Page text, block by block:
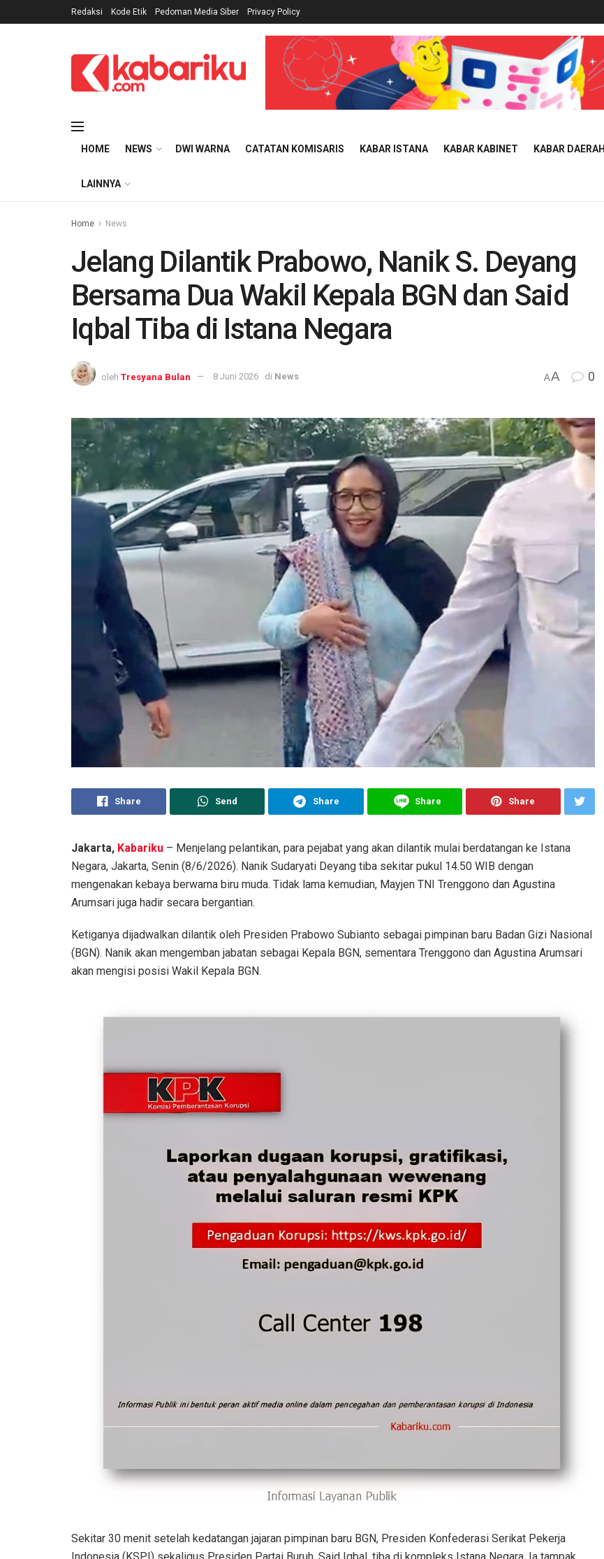
Redaksi Kode Etik Pedoman Media Siber Privacy Policy
HOME NEWS DWI WARNA CATATAN KOMISARIS KABAR ISTANA KABAR KABINET KABAR DAERAH
LAINNYA
Home News
Jelang Dilantik Prabowo, Nanik S. Deyang
Bersama Dua Wakil Kepala BGN dan Said
Iqbal Tiba di Istana Negara
oleh Tresyana Bulan 8 Juni 2026 di News AA 0
Share Send Share Share Share
Jakarta, Kabariku – Menjelang pelantikan, para pejabat yang akan dilantik mulai berdatangan ke Istana
Negara, Jakarta, Senin (8/6/2026). Nanik Sudaryati Deyang tiba sekitar pukul 14.50 WIB dengan
mengenakan kebaya berwarna biru muda. Tidak lama kemudian, Mayjen TNI Trenggono dan Agustina
Arumsari juga hadir secara bergantian.
Ketiganya dijadwalkan dilantik oleh Presiden Prabowo Subianto sebagai pimpinan baru Badan Gizi Nasional
(BGN). Nanik akan mengemban jabatan sebagai Kepala BGN, sementara Trenggono dan Agustina Arumsari
akan mengisi posisi Wakil Kepala BGN.
Sekitar 30 menit setelah kedatangan jajaran pimpinan baru BGN, Presiden Konfederasi Serikat Pekerja